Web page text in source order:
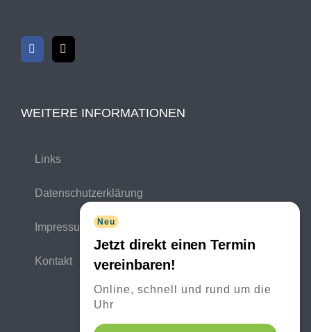
Neu
Jetzt direkt einen Termin
vereinbaren!
Online, schnell und rund um die
Uhr
WEITERE INFORMATIONEN
Links
Datenschutzerklärung
Impressum
Kontakt